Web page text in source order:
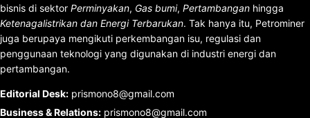
bisnis di sektor Perminyakan, Gas bumi, Pertambangan hingga
Ketenagalistrikan dan Energi Terbarukan. Tak hanya itu, Petrominer
juga berupaya mengikuti perkembangan isu, regulasi dan
penggunaan teknologi yang digunakan di industri energi dan
pertambangan.
Editorial Desk: prismono8@gmail.com
Business & Relations: prismono8@gmail.com